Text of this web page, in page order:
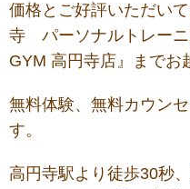
価格とご好評いただい
寺 パーソナルトレーニ
GYM 高円寺店』までお
無料体験、無料カウン
す。
高円寺駅より徒歩30秒